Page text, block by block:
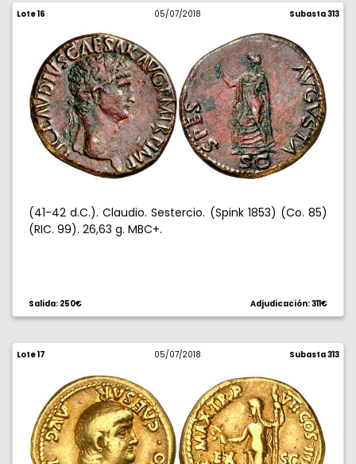
Lote 16 05/07/2018 Subasta 313
(41-42 d.C.). Claudio. Sestercio. (Spink 1853) (Co. 85)
(RIC. 99). 26,63 g. MBC+.
Salida: 250€ Adjudicación: 311€
Lote 17 05/07/2018 Subasta 313